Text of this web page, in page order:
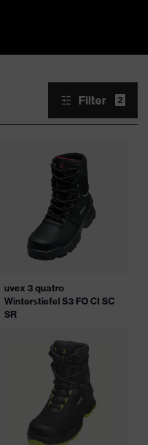
Filter 2
uvex 3 quatro
Winterstiefel S3 FO CI SC
SR